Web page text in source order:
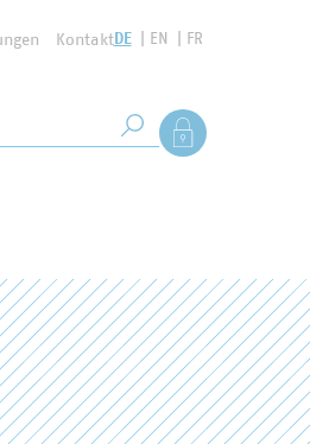
KontaktDE EN FR
Suche starten
Als Mitglied